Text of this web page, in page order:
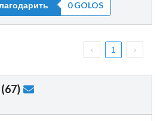
0 GOLOS
1
(67)